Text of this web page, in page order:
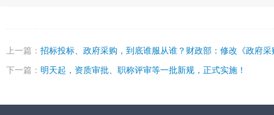
上一篇： 招标投标、政府采购，到底谁服从谁？财政部：修改《政府
下一篇： 明天起，资质审批、职称评审等一批新规，正式实施！